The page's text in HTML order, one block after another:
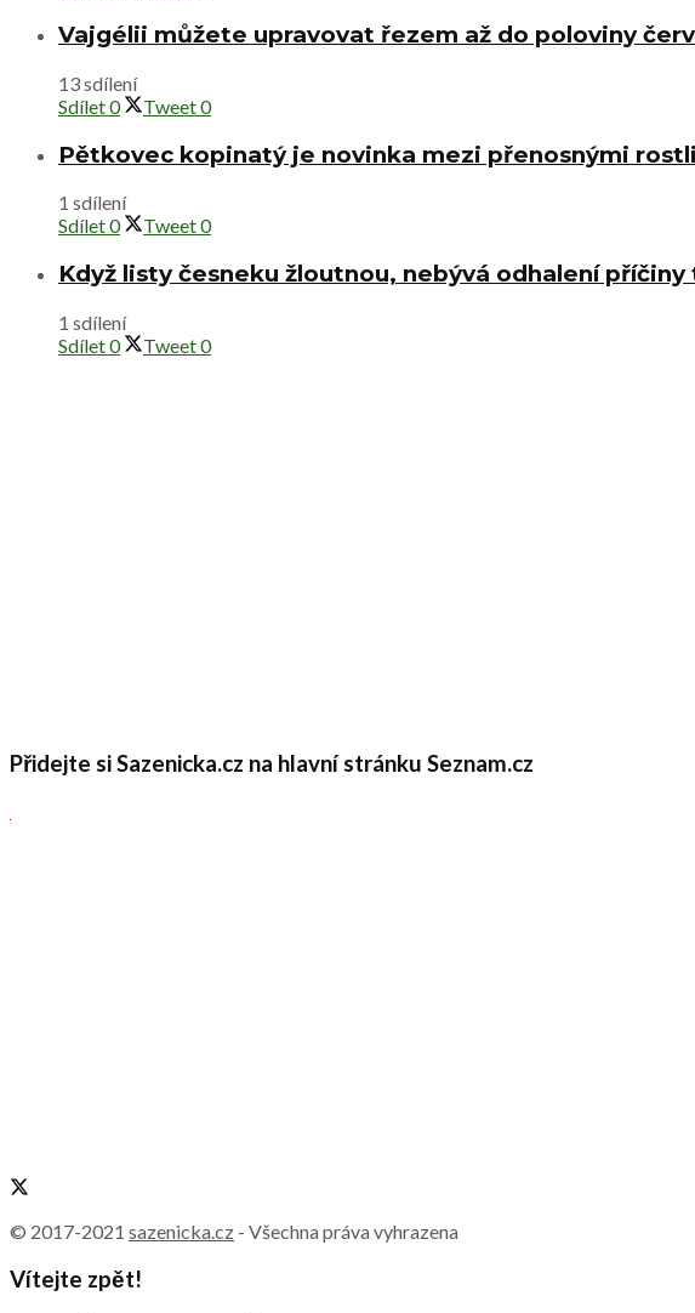
Vajgélii můžete upravovat řezem až do poloviny
13 sdílení
Sdílet0 Tweet0
Pětkovec kopinatý je novinka mezi přenosnými
1 sdílení
Sdílet0 Tweet0
Když listy česneku žloutnou, nebývá odhalení
1 sdílení
Sdílet0 Tweet0
Přidejte si Sazenicka.cz na hlavní stránku Seznam.cz
© 2017-2021 sazenicka.cz - Všechna práva vyhrazena
Vítejte zpět!